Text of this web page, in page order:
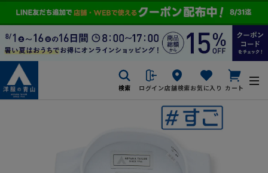
検索 ログイン店舗検索お気に入り カート